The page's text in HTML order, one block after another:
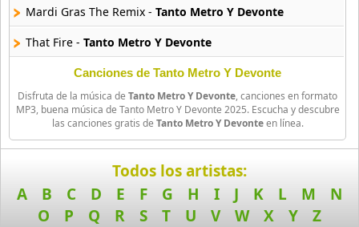
Beady Eye
16 músicas online
29 músicas online
Ben Harper
11 músicas online
Billboard
163 músicas online
Mardi Gras The Remix - Tanto Metro Y Devonte
That Fire - Tanto Metro Y Devonte
Canciones de Tanto Metro Y Devonte
Disfruta de la música de Tanto Metro Y Devonte, canciones en formato
MP3, buena música de Tanto Metro Y Devonte 2025. Escucha y descubre
las canciones gratis de Tanto Metro Y Devonteen línea.
Todos los artistas:
A
B C D E F G H I J K L M
N
O
P Q R S T U V W X Y Z